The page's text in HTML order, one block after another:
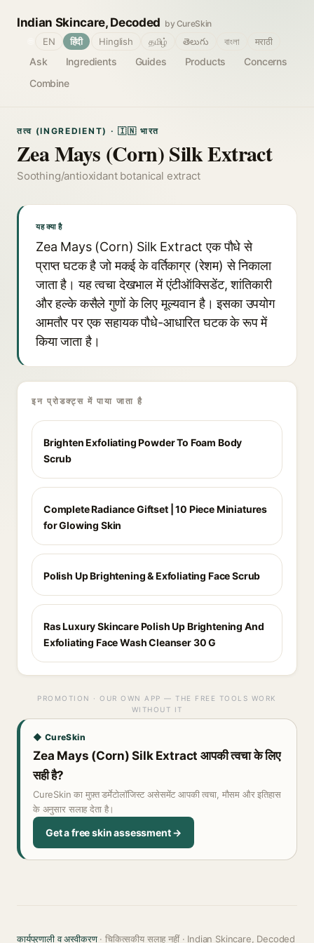
Indian Skincare, Decoded by CureSkin
Ask Ingredients Guides Products
Concerns
Combine
EN हिंदी Hinglish தமிழ் తెలుగు বাংলা मराठी
तत्व (INGREDIENT) · 🇮🇳 भारत
Zea Mays (Corn) Silk Extract
Soothing/antioxidant botanical extract
यह क्या है
Zea Mays (Corn) Silk Extract एक पौधे से
प्राप्त घटक है जो मकई के वर्तिकाग्र (रेशम) से निकाला
जाता है। यह त्वचा देखभाल में एंटीऑक्सिडेंट, शांतिकारी
और हल्के कसैले गुणों के लिए मूल्यवान है। इसका उपयोग
आमतौर पर एक सहायक पौधे-आधारित घटक के रूप में
किया जाता है।
इन प्रोडक्ट्स में पाया जाता है
Brighten Exfoliating Powder To Foam Body
Scrub
Complete Radiance Giftset | 10 Piece Miniatures
for Glowing Skin
Polish Up Brightening & Exfoliating Face Scrub
Ras Luxury Skincare Polish Up Brightening And
Exfoliating Face Wash Cleanser 30 G
PROMOTION · OUR OWN APP — THE FREE TOOLS WORK
WITHOUT IT
◆ CureSkin
Zea Mays (Corn) Silk Extract आपकी त्वचा के लिए
सही है?
CureSkin का मुफ़्त डर्मेटोलॉजिस्ट असेसमेंट आपकी त्वचा, मौसम और इतिहास
के अनुसार सलाह देता है।
Get a free skin assessment →
कार्यप्रणाली व अस्वीकरण· चिकित्सकीय सलाह नहीं · Indian Skincare, Decoded